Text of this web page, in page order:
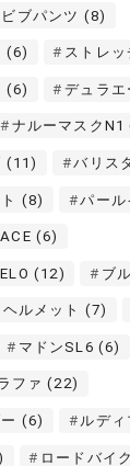
ブパンツ (8)
(6) ストレ
(6) デュラエ
ナルーマスクN1
(11) バリス
(8) パール
(6)
(12) ブ
ヘルメット (7)
マドンSL6 (6)
ファ (22)
(6) ルディ
ロードバイク